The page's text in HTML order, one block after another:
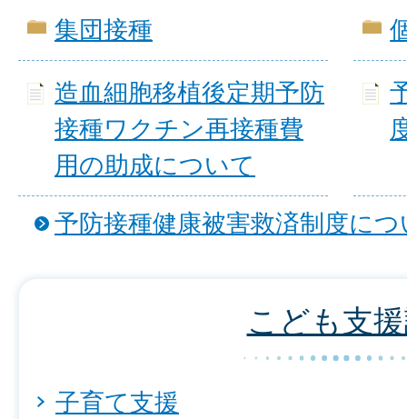
集団接種
造血細胞移植後定期予防
接種ワクチン再接種費
用の助成について
予防接種健康被害救済制度に
こども支
子育て支援